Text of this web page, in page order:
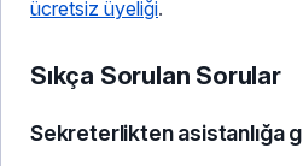
ücretsiz üyeliği.
Sıkça Sorulan Sorular
Sekreterlikten asistanlığa